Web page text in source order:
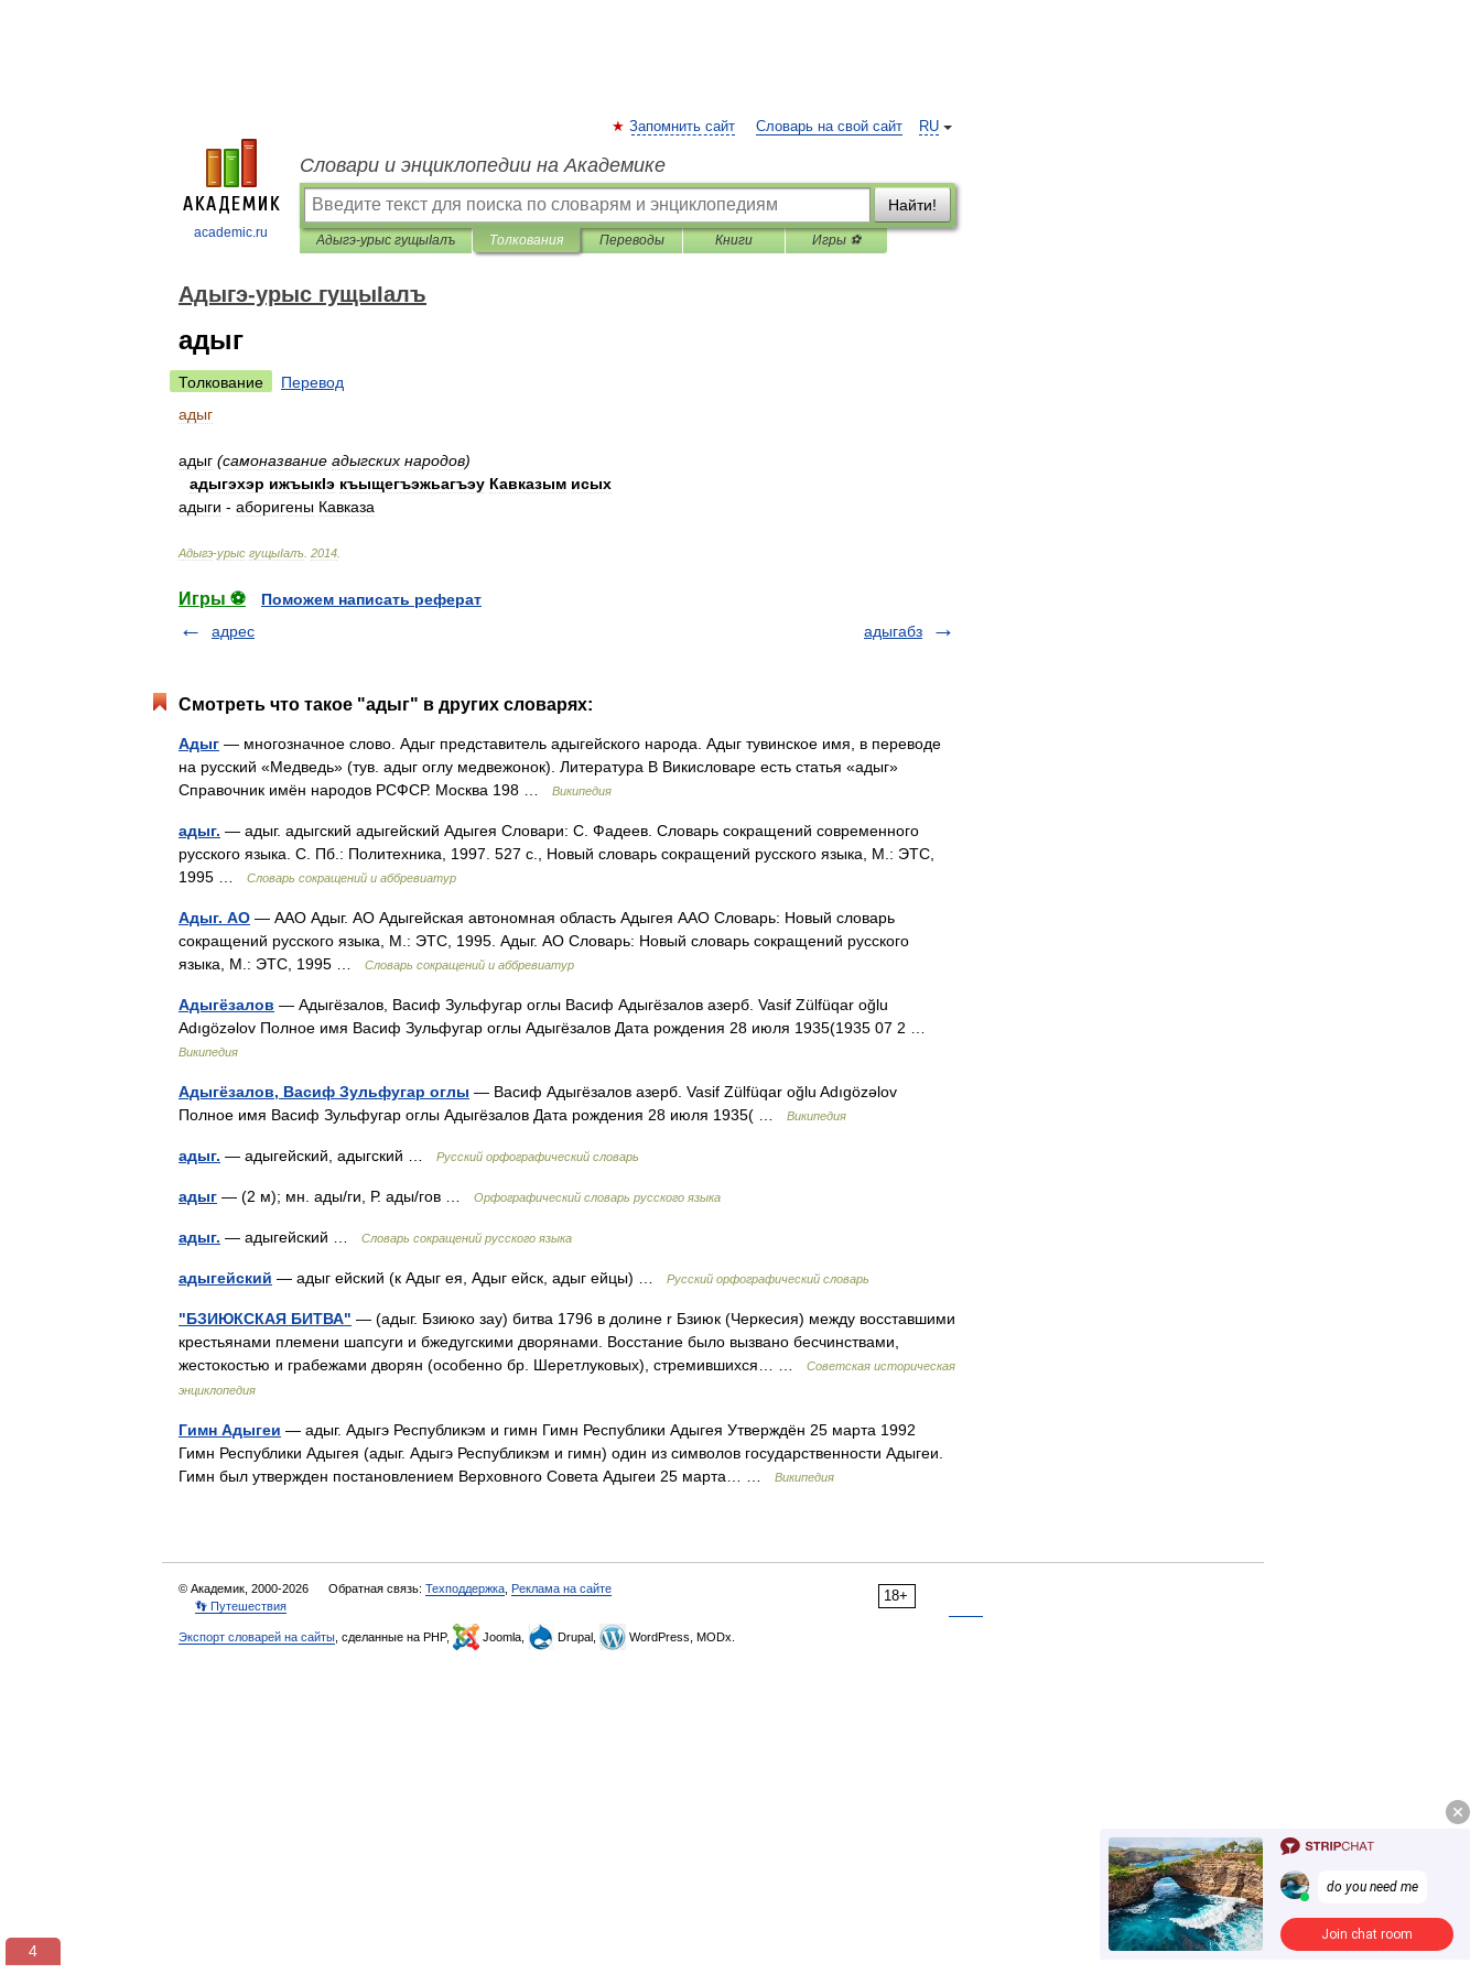
academic.ru
RU
Запомнить сайт Словарь на свой сайт
Словари и энциклопедии на Академике
Найти!
Адыгэ-урыс гущыIалъ Толкования Переводы Книги Игры ⚽
Адыгэ-урыс гущыIалъ
адыг
Толкование
Перевод
адыг
адыг (самоназвание адыгских народов)
адыгэхэр ижъыкIэ къыщегъэжьагъэу Кавказым исых
адыги - аборигены Кавказа
Адыгэ-урыс гущыIалъ 2014
Игры ⚽
Поможем написать реферат
адрес
адыгабз
Смотреть что такое "адыг" в других словарях:
Адыг — многозначное слово. Адыг представитель адыгейского народа. Адыг тувинское имя, в переводе
на русский «Медведь» (тув. адыг оглу медвежонок). Литература В Викисловаре есть статья «адыг»
Справочник имён народов РСФСР. Москва 198 …
Википедия
адыг. — адыг. адыгский адыгейский Адыгея Словари: С. Фадеев. Словарь сокращений современного
русского языка. С. Пб.: Политехника, 1997. 527 с., Новый словарь сокращений русского языка, М.: ЭТС,
1995 …
Словарь сокращений и аббревиатур
Адыг. АО — ААО Адыг. АО Адыгейская автономная область Адыгея ААО Словарь: Новый словарь
сокращений русского языка, М.: ЭТС, 1995. Адыг. АО Словарь: Новый словарь сокращений русского
языка, М.: ЭТС, 1995 …
Словарь сокращений и аббревиатур
Адыгёзалов — Адыгёзалов, Васиф Зульфугар оглы Васиф Адыгёзалов азерб. Vasif Zülfüqar oğlu
Adıgözəlov Полное имя Васиф Зульфугар оглы Адыгёзалов Дата рождения 28 июля 1935(1935 07 2 …
Википедия
Адыгёзалов, Васиф Зульфугар оглы — Васиф Адыгёзалов азерб. Vasif Zülfüqar oğlu Adıgözəlov
Полное имя Васиф Зульфугар оглы Адыгёзалов Дата рождения 28 июля 1935( …
Википедия
адыг. — адыгейский, адыгский … Русский орфографический словарь
адыг — (2 м); мн. ады/ги, Р. ады/гов … Орфографический словарь русского языка
адыг. — адыгейский … Словарь сокращений русского языка
адыгейский — адыг ейский (к Адыг ея, Адыг ейск, адыг ейцы) … Русский орфографический словарь
"БЗИЮКСКАЯ БИТВА" — (адыг. Бзиюко зау) битва 1796 в долине r Бзиюк (Черкесия) между восставшими
крестьянами племени шапсуги и бжедугскими дворянами. Восстание было вызвано бесчинствами,
жестокостью и грабежами дворян (особенно бр. Шеретлуковых), стремившихся… …
Советская историческая
энциклопедия
Гимн Адыгеи — адыг. Адыгэ Республикэм и гимн Гимн Республики Адыгея Утверждён 25 марта 1992
Гимн Республики Адыгея (адыг. Адыгэ Республикэм и гимн) один из символов государственности Адыгеи.
Гимн был утвержден постановлением Верховного Совета Адыгеи 25 марта… …
Википедия
18+
© Академик, 2000-2026 Обратная связь: Техподдержка Реклама на сайте
👣 Путешествия
Экспорт словарей на сайты , сделанные на PHP, Joomla, Drupal, WordPress, MODx.
3